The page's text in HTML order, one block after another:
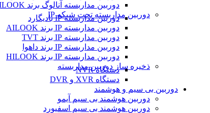
دوربین مداربسته آنالوگ برند HILOOK
دوربین مداربسته تحت شبکه IP
دوربین مداربسته IP بادیگارد
دوربین مداربسته IP برند AILOOK
دوربین مداربسته IP برند TVT
دوربین مداربسته IP برند داهوا
دوربین مداربسته IP برند HILOOK
ذخیره ساز دوربین مداربسته
دستگاه NVR
دستگاه XVR و DVR
دوربین بی سیم و هوشمند
دوربین هوشمند بی سیم آیمو
دوربین هوشمند بی سیم اسفیورد